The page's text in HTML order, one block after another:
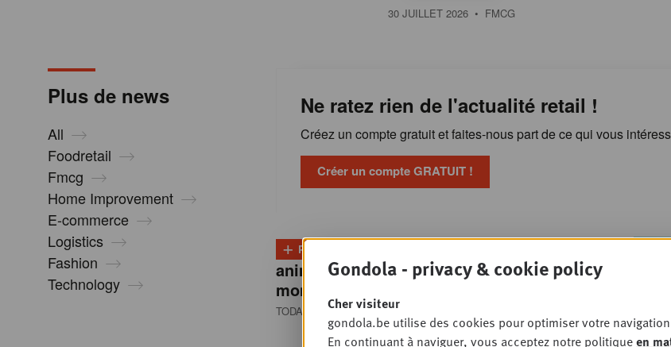
30 JUILLET 2026 • FMCG
Plus de news
All
Foodretail
Fmcg
Home Improvement
E-commerce
Logistics
Fashion
Technology
Ne ratez rien de l'actualité retail !
Créez un compte gratuit et faites-nous part de ce qui vous
Créer un compte GRATUIT !
+ PLUS
Pourquoi l'alimentation
animale reste sous pression malgré la
montée en gamme
TODAY 13:00• PET STORE
Gondola - privacy & cookie policy
Cher visiteur
gondola.be utilise des cookies pour optimiser votre
En continuant à naviguer, vous acceptez notre politiqueen